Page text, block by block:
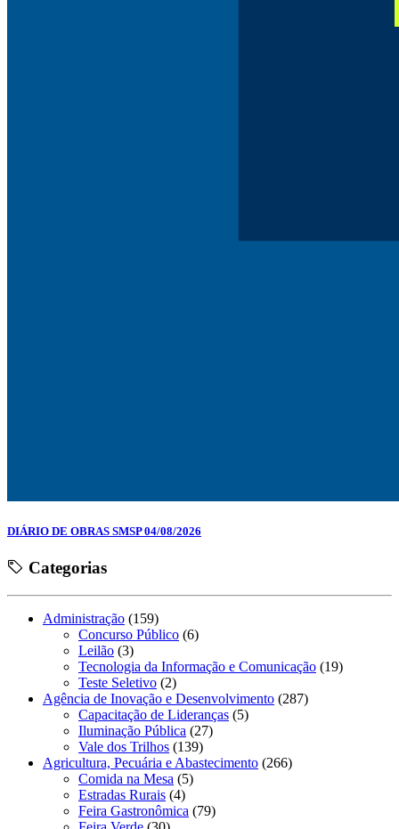
DIÁRIO DE OBRAS SMSP 04/08/2026
Categorias
Administração (159)
Concurso Público (6)
Leilão (3)
Tecnologia da Informação e Comunicação (19)
Teste Seletivo (2)
Agência de Inovação e Desenvolvimento (287)
Capacitação de Lideranças (5)
Iluminação Pública (27)
Vale dos Trilhos (139)
Agricultura, Pecuária e Abastecimento (266)
Comida na Mesa (5)
Estradas Rurais (4)
Feira Gastronômica (79)